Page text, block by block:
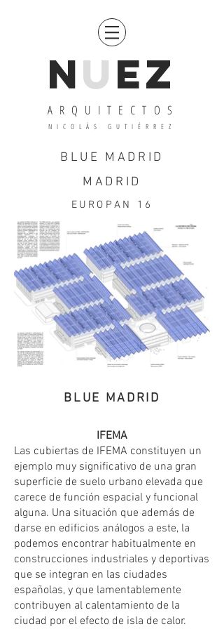
NuEZ
ARQUITECTOS
N ICOLÁS GUTIÉRREZ
BLUE MADRID
MADRID
EUROPAN 16
BLUE MADRID
IFEMA
Las cubiertas de IFEMA constituyen un
ejemplo muy significativo de una gran
superficie de suelo urbano elevada que
carece de función espacial y funcional
alguna. Una situación que además de
darse en edificios análogos a este, la
podemos encontrar habitualmente en
construcciones industriales y deportivas
que se integran en las ciudades
españolas, y que lamentablemente
contribuyen al calentamiento de la
ciudad por el efecto de isla de calor.